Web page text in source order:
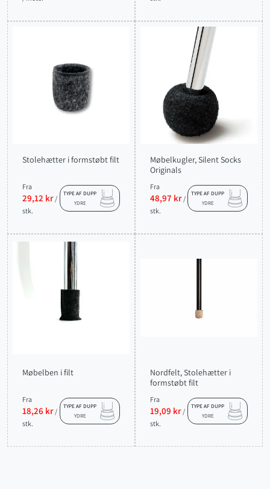
Stolehætter i formstøbt filt
Fra
29,12 kr /
stk.
TYPE AF DUPP
YDRE
Møbelkugler, Silent Socks
Originals
Fra
48,97 kr /
stk.
TYPE AF DUPP
YDRE
Møbelben i filt
Fra
18,26 kr /
stk.
TYPE AF DUPP
YDRE
Nordfelt, Stolehætter i
formstøbt filt
Fra
19,09 kr /
stk.
TYPE AF DUPP
YDRE